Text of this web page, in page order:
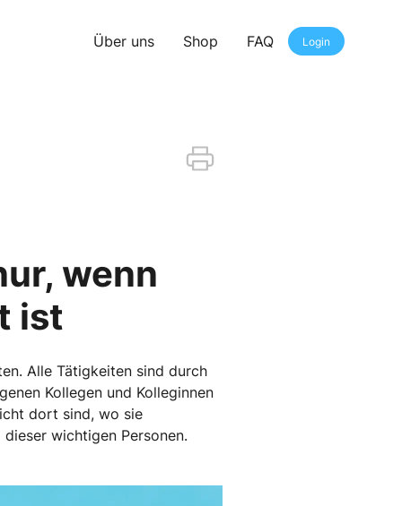
Über uns Shop FAQ Login
wenn
ist
Alle Tätigkeiten sind durch
Kollegen und Kolleginnen
dort sind, wo sie
wichtigen Personen.